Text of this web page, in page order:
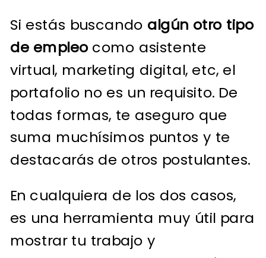
Si estás buscando algún otro tipo
de empleocomo asistente
virtual, marketing digital, etc, el
portafolio no es un requisito. De
todas formas, te aseguro que
suma muchísimos puntos y te
destacarás de otros postulantes.
En cualquiera de los dos casos,
es una herramienta muy útil para
mostrar tu trabajo y